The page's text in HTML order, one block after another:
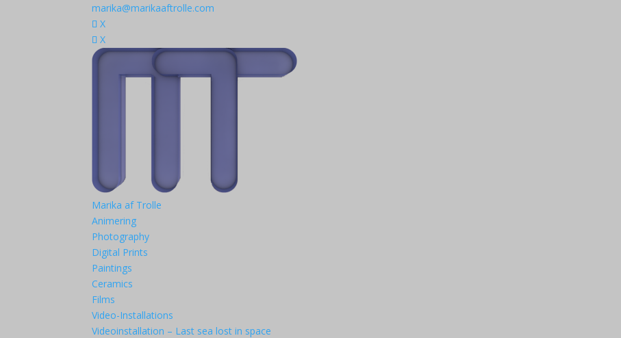
marika@marikaaftrolle.com
X
X
Marika af Trolle
Animering
Photography
Digital Prints
Paintings
Ceramics
Films
Video-Installations
Videoinstallation – Last sea lost in space